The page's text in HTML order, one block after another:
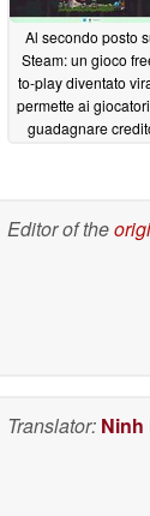
Al secondo posto
Steam: un gioco
to-play diventato
permette ai
guadagnare
Editor of the
Translator: Ninh